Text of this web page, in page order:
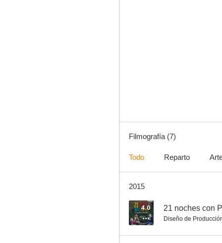
Filmografía (7)
Todo Reparto
2015
4.0 21 noches con
Diseño de